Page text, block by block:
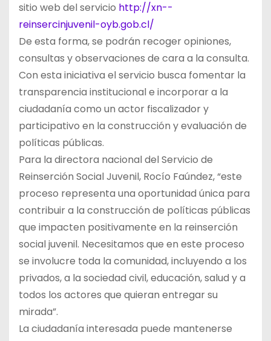
sitio web del servicio http://xn--
reinsercinjuvenil-oyb.gob.cl/
De esta forma, se podrán recoger opiniones,
consultas y observaciones de cara a la consulta.
Con esta iniciativa el servicio busca fomentar la
transparencia institucional e incorporar a la
ciudadanía como un actor fiscalizador y
participativo en la construcción y evaluación de
políticas públicas.
Para la directora nacional del Servicio de
Reinserción Social Juvenil, Rocío Faúndez, “este
proceso representa una oportunidad única para
contribuir a la construcción de políticas públicas
que impacten positivamente en la reinserción
social juvenil. Necesitamos que en este proceso
se involucre toda la comunidad, incluyendo a los
privados, a la sociedad civil, educación, salud y a
todos los actores que quieran entregar su
mirada”.
La ciudadanía interesada puede mantenerse